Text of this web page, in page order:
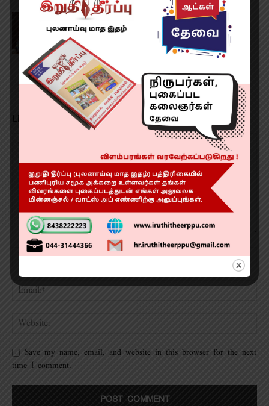
குறுவை சிறப்பு தொகுப்பு திட்டம்: முதல்வர்
விஜய் அறிவிப்பு
LEAVE A REPLY
Save my name, email, and website in this browser for the next
time I comment.